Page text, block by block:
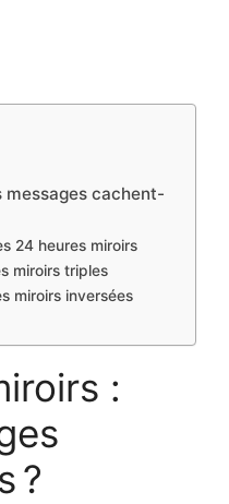
messages cachent-
24 heures miroirs
miroirs triples
miroirs inversées
:
?